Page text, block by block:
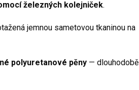
železných kolejniček.
jemnou sametovou tkaninou na
polyuretanové pěny — dlouhodobě